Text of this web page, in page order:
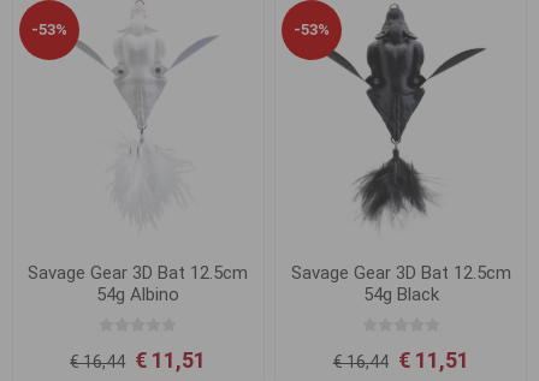
-53%
Savage Gear 3D Bat 12.5cm
54g Albino
€ 16,44 € 11,51
-53%
Savage Gear 3D Bat 12.5cm
54g Black
€ 16,44 € 11,51